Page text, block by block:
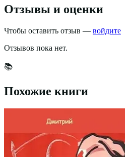
Отзывы и оценки
Чтобы оставить отзыв — войдите
Отзывов пока нет.
📚
Похожие книги